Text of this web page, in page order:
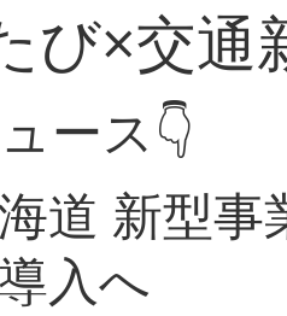
び×交通
ース👇
道 新型
入へ